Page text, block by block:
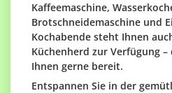
Kaffeemaschine,
Brotschneidemaschine und
Kochabende steht Ihnen
Küchenherd zur Verfügung
Ihnen gerne bereit.
Entspannen Sie in der